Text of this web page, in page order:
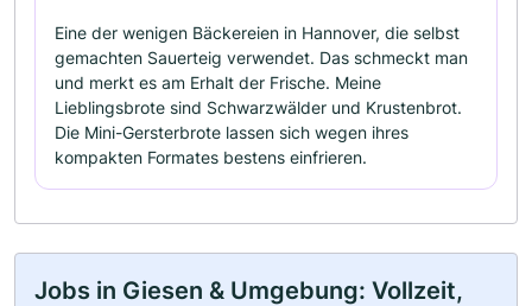
Eine der wenigen Bäckereien in Hannover, die selbst
gemachten Sauerteig verwendet. Das schmeckt man
und merkt es am Erhalt der Frische. Meine
Lieblingsbrote sind Schwarzwälder und Krustenbrot.
Die Mini-Gersterbrote lassen sich wegen ihres
kompakten Formates bestens einfrieren.
Jobs in Giesen & Umgebung: Vollzeit,